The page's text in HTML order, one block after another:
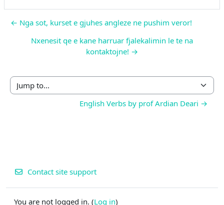
← Nga sot, kurset e gjuhes angleze ne pushim veror!
Nxenesit qe e kane harruar fjalekalimin le te na
kontaktojne! →
Jump to...
English Verbs by prof Ardian Deari →
Contact site support
You are not logged in. (Log in)